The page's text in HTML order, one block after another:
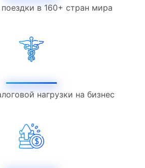
в 160+ стран мира
нагрузки на бизнес